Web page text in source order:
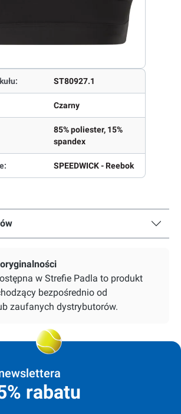
ST80927.1
Czarny
85% poliester, 15%
spandex
SPEEDWICK - Reebok
w Strefie Padla to produkt
bezpośrednio od
zaufanych dystrybutorów.
rabatu